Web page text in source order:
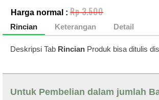
Harga normal : Rp 3.500
Rincian Keterangan Detail
Deskripsi Tab Rincian Produk bisa ditulis
Untuk Pembelian dalam jumlah